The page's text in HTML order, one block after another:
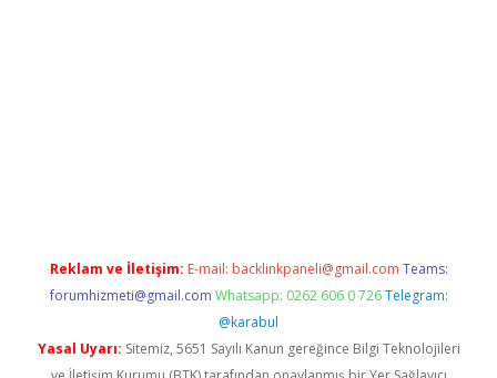
Reklam ve İletişim: E-mail: backlinkpaneli@gmail.com Teams:
forumhizmeti@gmail.com Whatsapp: 0262 606 0 726 Telegram:
@karabul
Yasal Uyarı: Sitemiz, 5651 Sayılı Kanun gereğince Bilgi Teknolojileri